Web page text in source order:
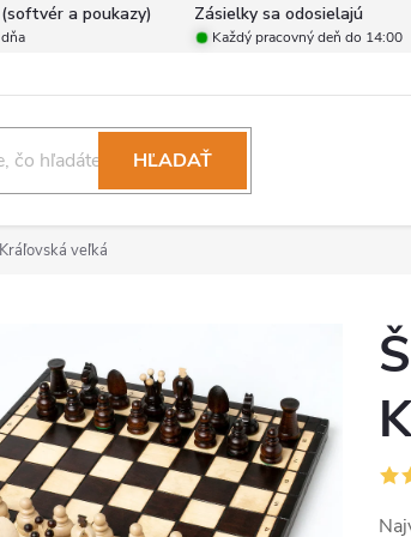
a poukazy) Zásielky sa odosielajú
Každý pracovný deň do 14:00
HĽADAŤ
veľká